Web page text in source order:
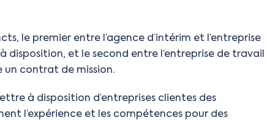
le premier entre l’agence d’intérim et l’entreprise
et le second entre l’entreprise de travail
un contrat de mission.
à disposition d’entreprises clientes des
l’expérience et les compétences pour des